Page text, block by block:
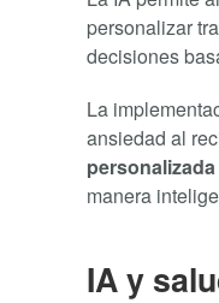
personalizar
decisiones
La
ansiedad al
manera
IA y